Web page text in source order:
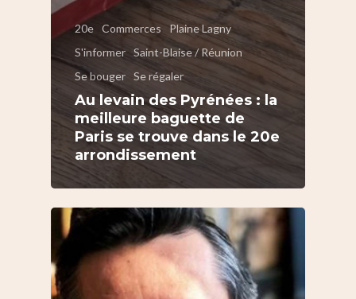
20e Commerces
Plaine Lagny
S'informer Saint-Blaise / Réunion
Se bouger Se régaler
Au levain des Pyrénées : la
meilleure baguette de
Paris se trouve dans le 20e
arrondissement